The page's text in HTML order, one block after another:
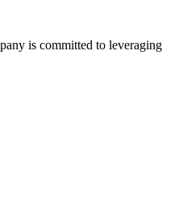
is committed to leveraging